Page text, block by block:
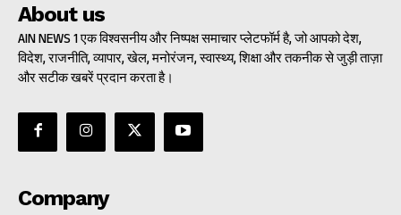
About us
AIN NEWS 1 एक विश्वसनीय और निष्पक्ष समाचार प्लेटफॉर्म है, जो आपको देश,
विदेश, राजनीति, व्यापार, खेल, मनोरंजन, स्वास्थ्य, शिक्षा और तकनीक से जुड़ी ताज़ा
और सटीक खबरें प्रदान करता है।
Company